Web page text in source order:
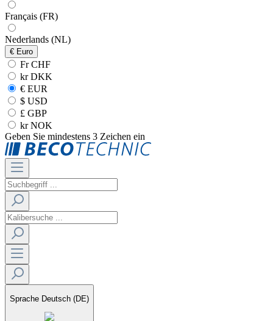
Français (FR)
Nederlands (NL)
€ Euro
Fr CHF
kr DKK
€ EUR
$ USD
£ GBP
kr NOK
Geben Sie mindestens 3 Zeichen ein
Sprache Deutsch (DE)